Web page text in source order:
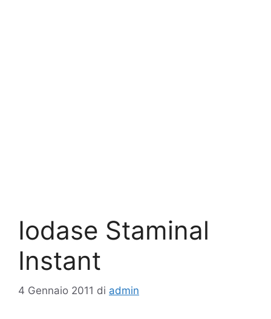
Iodase Staminal
Instant
4 Gennaio 2011 di admin